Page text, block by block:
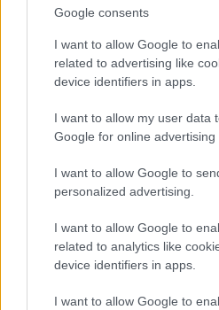
Google consents
I want to allow Google to
related to advertising like
device identifiers in apps.
I want to allow my user data
Google for online advertising
I want to allow Google to
personalized advertising.
I want to allow Google to
related to analytics like
device identifiers in apps.
I want to allow Google to
Fotó: Szécsi István / Velvet